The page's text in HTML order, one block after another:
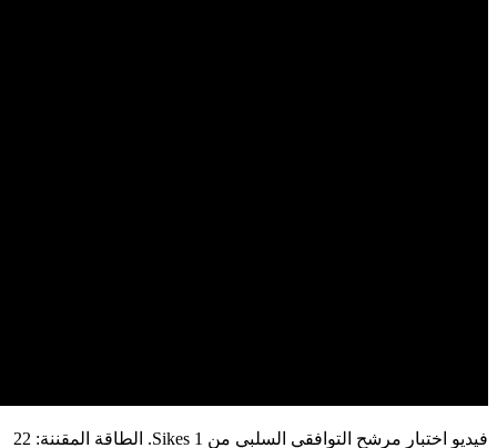
فيديو اختبار مرشح التوافقي السلبي من Sikes 1. الطاقة المقننة: 22